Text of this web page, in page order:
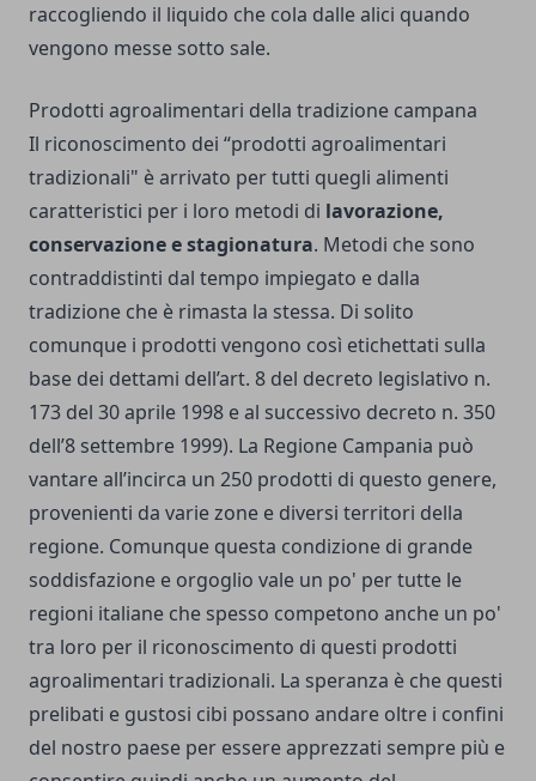
raccogliendo il liquido che cola dalle alici quando
vengono messe sotto sale.
Prodotti agroalimentari della tradizione campana
Il riconoscimento dei “prodotti agroalimentari
tradizionali" è arrivato per tutti quegli alimenti
caratteristici per i loro metodi di lavorazione,
conservazione e stagionatura. Metodi che sono
contraddistinti dal tempo impiegato e dalla
tradizione che è rimasta la stessa. Di solito
comunque i prodotti vengono così etichettati sulla
base dei dettami dell’art. 8 del decreto legislativo n.
173 del 30 aprile 1998 e al successivo decreto n. 350
dell’8 settembre 1999). La Regione Campania può
vantare all’incirca un 250 prodotti di questo genere,
provenienti da varie zone e diversi territori della
regione. Comunque questa condizione di grande
soddisfazione e orgoglio vale un po' per tutte le
regioni italiane che spesso competono anche un po'
tra loro per il riconoscimento di questi prodotti
agroalimentari tradizionali. La speranza è che questi
prelibati e gustosi cibi possano andare oltre i confini
del nostro paese per essere apprezzati sempre più e